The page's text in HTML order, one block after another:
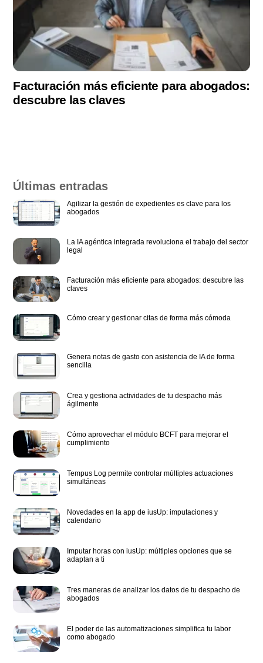
Facturación más eficiente para abogados:
descubre las claves
Últimas entradas
Agilizar la gestión de expedientes es clave para los
abogados
La IA agéntica integrada revoluciona el trabajo del sector
legal
Facturación más eficiente para abogados: descubre las
claves
Cómo crear y gestionar citas de forma más cómoda
Genera notas de gasto con asistencia de IA de forma
sencilla
Crea y gestiona actividades de tu despacho más
ágilmente
Cómo aprovechar el módulo BCFT para mejorar el
cumplimiento
Tempus Log permite controlar múltiples actuaciones
simultáneas
Novedades en la app de iusUp: imputaciones y
calendario
Imputar horas con iusUp: múltiples opciones que se
adaptan a ti
Tres maneras de analizar los datos de tu despacho de
abogados
El poder de las automatizaciones simplifica tu labor
como abogado